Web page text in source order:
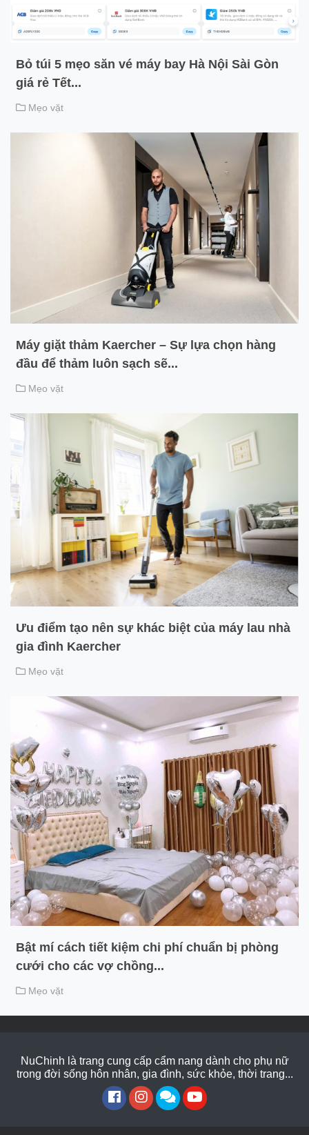
Bỏ túi 5 mẹo săn vé máy bay Hà Nội Sài Gòn
giá rẻ Tết...
Mẹo vặt
Máy giặt thảm Kaercher – Sự lựa chọn hàng
đầu để thảm luôn sạch sẽ...
Mẹo vặt
Ưu điểm tạo nên sự khác biệt của máy lau nhà
gia đình Kaercher
Mẹo vặt
Bật mí cách tiết kiệm chi phí chuẩn bị phòng
cưới cho các vợ chồng...
Mẹo vặt
NuChinh là trang cung cấp cẩm nang dành cho phụ nữ
trong đời sống hôn nhân, gia đình, sức khỏe, thời trang...